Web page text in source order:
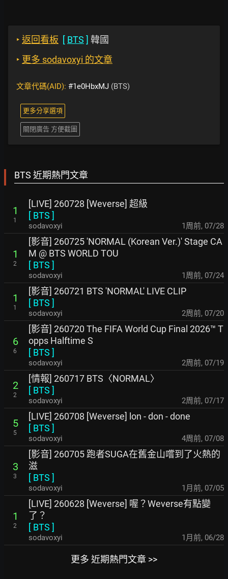
‣ 返回看板 [ BTS ] 韓國
‣ 更多 sodavoxyi 的文章
文章代碼(AID): #1e0HbxMJ (BTS)
更多分享選項
關閉廣告 方便截圖
BTS 近期熱門文章
1
1
[LIVE] 260728 [Weverse] 超級
[ BTS ]
sodavoxyi 1周前, 07/28
1
2
[影音] 260725 'NORMAL (Korean Ver.)' Stage CA
M @ BTS WORLD TOU
[ BTS ]
sodavoxyi 1周前, 07/24
1
1
[影音] 260721 BTS 'NORMAL' LIVE CLIP
[ BTS ]
sodavoxyi 2周前, 07/20
6
6
[影音] 260720 The FIFA World Cup Final 2026™ T
opps Halftime S
[ BTS ]
sodavoxyi 2周前, 07/19
2
2
[情報] 260717 BTS〈NORMAL〉
[ BTS ]
sodavoxyi 2周前, 07/17
5
5
[LIVE] 260708 [Weverse] lon - don - done
[ BTS ]
sodavoxyi 4周前, 07/08
3
3
[影音] 260705 跑者SUGA在舊金山嚐到了火熱的
滋
[ BTS ]
sodavoxyi 1月前, 07/05
1
2
[LIVE] 260628 [Weverse] 喔？Weverse有點變
了？
[ BTS ]
sodavoxyi 1月前, 06/28
更多 近期熱門文章 >>